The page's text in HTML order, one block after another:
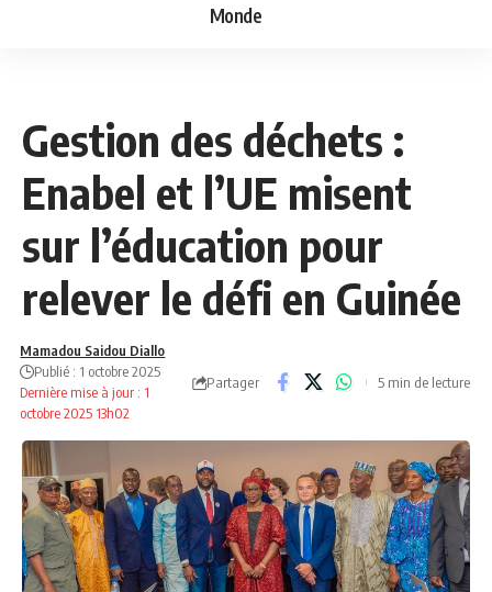
Monde
Gestion des déchets :
Enabel et l’UE misent
sur l’éducation pour
relever le défi en Guinée
Dernière mise à jour : 1
octobre 2025 13h02
Mamadou Saidou Diallo
Publié : 1 octobre 2025
Partager 5 min de lecture